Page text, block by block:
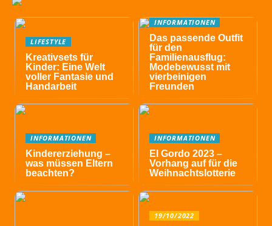
LIFESTYLE
Kreativsets für
Kinder: Eine Welt
voller Fantasie und
Handarbeit
INFORMATIONEN
Das passende Outfit
für den
Familienausflug:
Modebewusst mit
vierbeinigen
Freunden
INFORMATIONEN
Kindererziehung –
was müssen Eltern
beachten?
INFORMATIONEN
El Gordo 2023 –
Vorhang auf für die
Weihnachtslotterie
19/10/2022